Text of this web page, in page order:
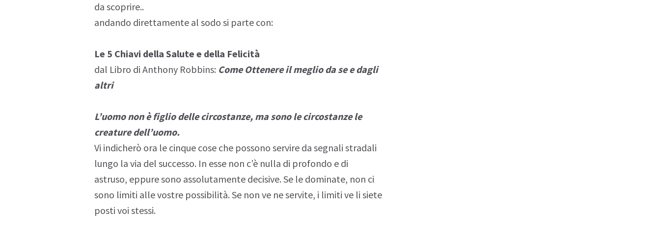
da scoprire..
andando direttamente al sodo si parte con:
Le 5 Chiavi della Salute e della Felicità
dal Libro di Anthony Robbins: Come Ottenere il meglio da se e dagli
altri
L’uomo non è figlio delle circostanze, ma sono le circostanze le
creature dell’uomo.
Vi indicherò ora le cinque cose che possono servire da segnali stradali
lungo la via del successo. In esse non c’è nulla di profondo e di
astruso, eppure sono assolutamente decisive. Se le dominate, non ci
sono limiti alle vostre possibilità. Se non ve ne servite, i limiti ve li siete
posti voi stessi.